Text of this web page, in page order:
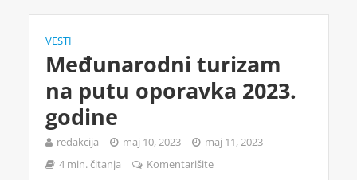
VESTI
Međunarodni turizam
na putu oporavka 2023.
godine
redakcija maj 10, 2023
maj 11, 2023
4 min. čitanja
Komentarišite